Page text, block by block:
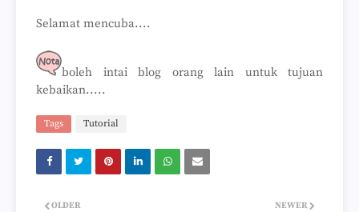
Selamat mencuba....
boleh intai blog orang lain untuk tujuan
kebaikan.....
Tags Tutorial
NEWER
OLDER